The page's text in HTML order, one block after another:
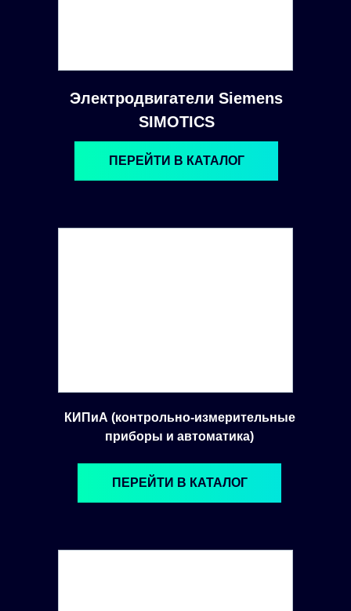
Электродвигатели Siemens
SIMOTICS
ПЕРЕЙТИ В КАТАЛОГ
КИПиА (контрольно-измерительные
приборы и автоматика)
ПЕРЕЙТИ В КАТАЛОГ